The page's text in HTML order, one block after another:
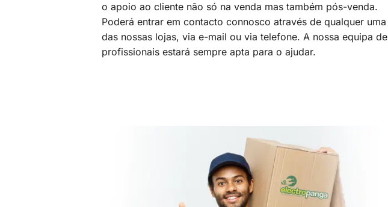
o apoio ao cliente não só na venda mas também pós-venda.
Poderá entrar em contacto connosco através de qualquer uma
das nossas lojas, via e-mail ou via telefone. A nossa equipa de
profissionais estará sempre apta para o ajudar.